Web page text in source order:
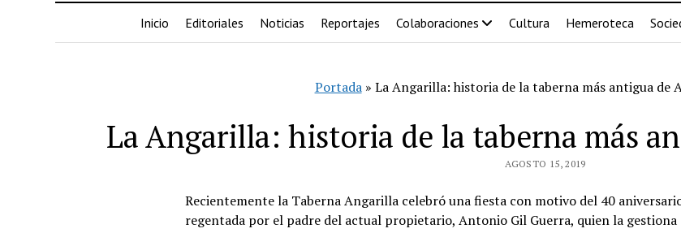
Inicio Editoriales Noticias Reportajes Colaboraciones Cultura Hemeroteca
Portada» La Angarilla: historia de la taberna más antigua de
La Angarilla: historia de la taberna más
AGOSTO 15, 2019
Recientemente la Taberna Angarilla celebró una fiesta con motivo del 40
regentada por el padre del actual propietario, Antonio Gil Guerra, quien la